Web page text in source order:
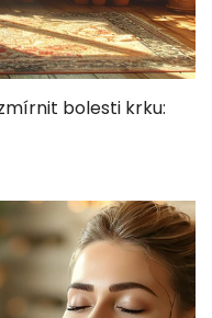
bolesti krku: